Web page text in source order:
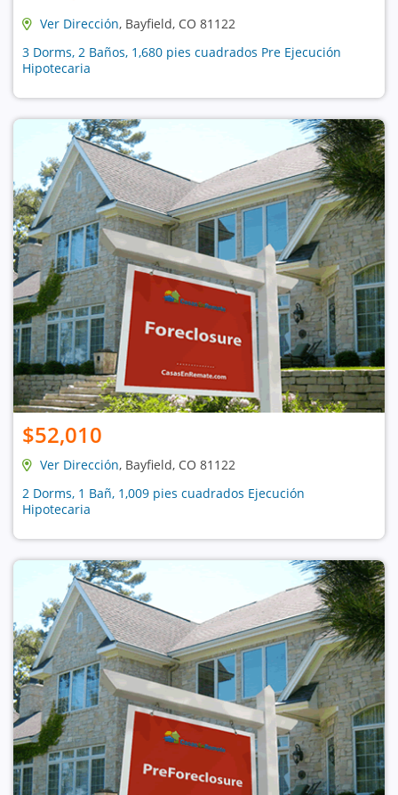
Ver Dirección, Bayfield, CO 81122
3 Dorms, 2 Baños, 1,680 pies cuadrados Pre Ejecución
Hipotecaria
$52,010
Ver Dirección, Bayfield, CO 81122
2 Dorms, 1 Bañ, 1,009 pies cuadrados Ejecución
Hipotecaria